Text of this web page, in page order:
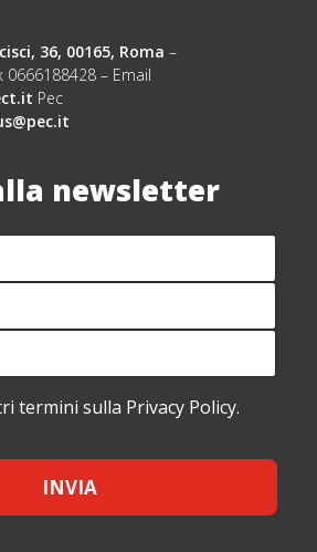
36, 00165, Roma –
0666188428 – Email
Pec
newsletter
termini sulla Privacy Policy.
INVIA